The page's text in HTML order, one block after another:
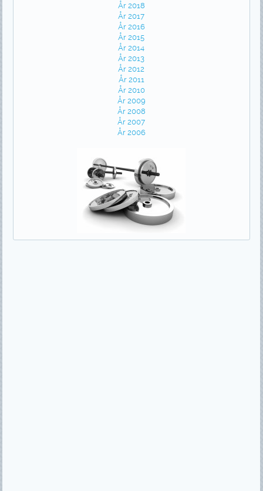
År 2018
År 2017
År 2016
År 2015
År 2014
År 2013
År 2012
År 2011
År 2010
År 2009
År 2008
År 2007
År 2006